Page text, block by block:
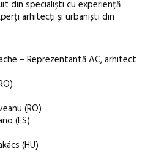
din specialiști cu experiență
arhitecți și urbaniști din
– Reprezentantă AC, arhitect
(RO)
(ES)
(HU)